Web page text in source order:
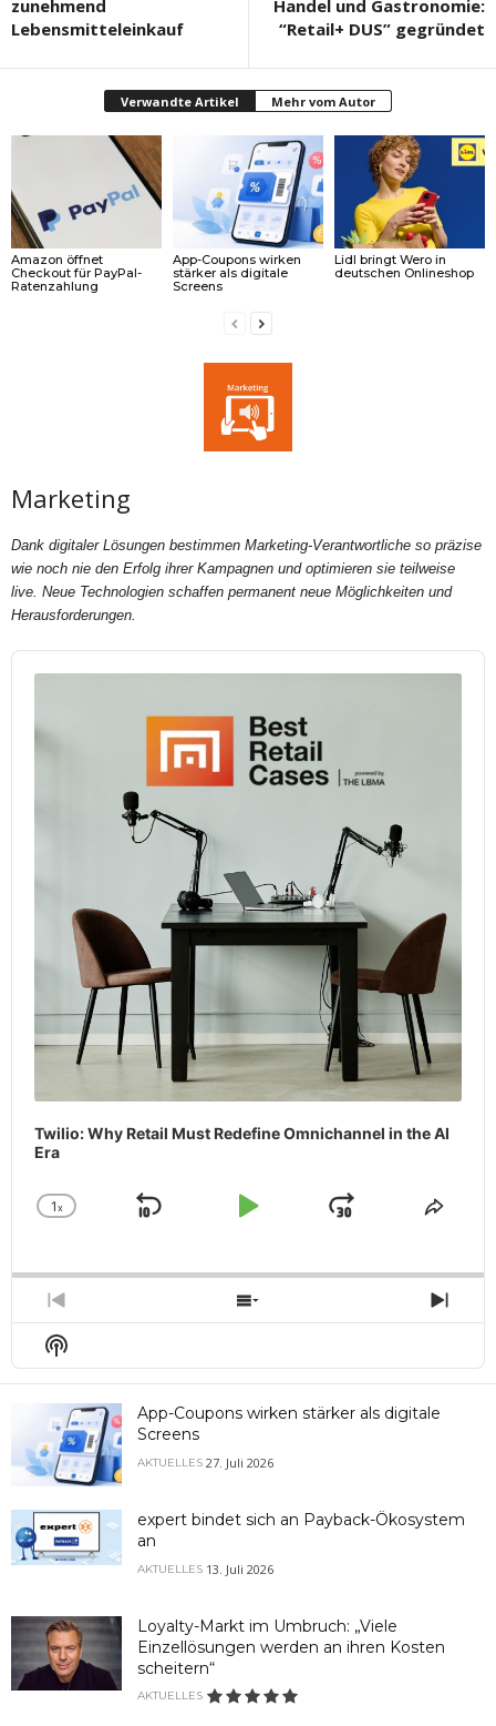
zunehmend
Lebensmitteleinkauf
Handel und Gastronomie:
“Retail+ DUS” gegründet
Verwandte Artikel Mehr vom Autor
Amazon öffnet
Checkout für PayPal-
Ratenzahlung
App-Coupons wirken
stärker als digitale
Screens
Lidl bringt Wero in
deutschen Onlineshop
Marketing
Dank digitaler Lösungen bestimmen Marketing-Verantwortliche so präzise
wie noch nie den Erfolg ihrer Kampagnen und optimieren sie teilweise
live. Neue Technologien schaffen permanent neue Möglichkeiten und
Herausforderungen.
Audio
Player
Twilio: Why Retail Must Redefine Omnichannel in the AI
Era
Change
1x
Skip
Play
Jump
Share
Previous
Episode
Show
Episodes
Next
Show
Podcast
Information
App-Coupons wirken stärker als digitale
Screens
AKTUELLES 27. Juli 2026
expert bindet sich an Payback-Ökosystem
an
AKTUELLES 13. Juli 2026
Loyalty-Markt im Umbruch: „Viele
Einzellösungen werden an ihren Kosten
scheitern“
AKTUELLES